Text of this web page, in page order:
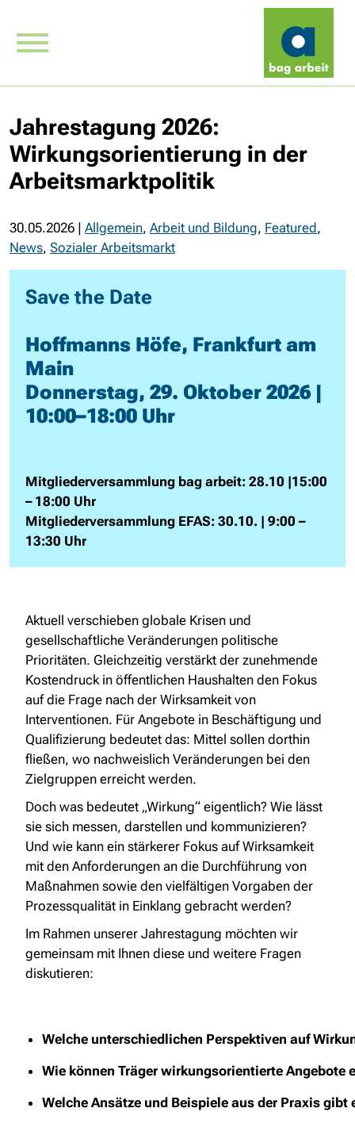
Jahrestagung 2026:
Wirkungsorientierung in der
Arbeitsmarktpolitik
30.05.2026 | Allgemein, Arbeit und Bildung, Featured,
News, Sozialer Arbeitsmarkt
Save the Date
Hoffmanns Höfe, Frankfurt am
Main
Donnerstag, 29. Oktober 2026 |
10:00–18:00 Uhr
Mitgliederversammlung bag arbeit: 28.10 |15:00
– 18:00 Uhr
Mitgliederversammlung EFAS: 30.10. | 9:00 –
13:30 Uhr
Aktuell verschieben globale Krisen und
gesellschaftliche Veränderungen politische
Prioritäten. Gleichzeitig verstärkt der zunehmende
Kostendruck in öffentlichen Haushalten den Fokus
auf die Frage nach der Wirksamkeit von
Interventionen. Für Angebote in Beschäftigung und
Qualifizierung bedeutet das: Mittel sollen dorthin
fließen, wo nachweislich Veränderungen bei den
Zielgruppen erreicht werden.
Doch was bedeutet „Wirkung“ eigentlich? Wie lässt
sie sich messen, darstellen und kommunizieren?
Und wie kann ein stärkerer Fokus auf Wirksamkeit
mit den Anforderungen an die Durchführung von
Maßnahmen sowie den vielfältigen Vorgaben der
Prozessqualität in Einklang gebracht werden?
Im Rahmen unserer Jahrestagung möchten wir
gemeinsam mit Ihnen diese und weitere Fragen
diskutieren:
Welche unterschiedlichen Perspektiven auf
Wie können Träger wirkungsorientierte Angebote
Welche Ansätze und Beispiele aus der Praxis gibt